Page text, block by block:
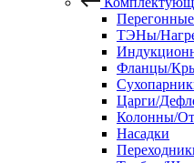
ТЭНы/
Фланцы/
Царги/
Колонны/
Насадки